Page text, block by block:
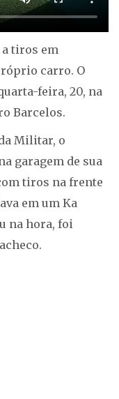
tiros em
carro. O
feira, 20, na
Barcelos.
Militar, o
garagem de sua
tiros na frente
em um Ka
na hora, foi